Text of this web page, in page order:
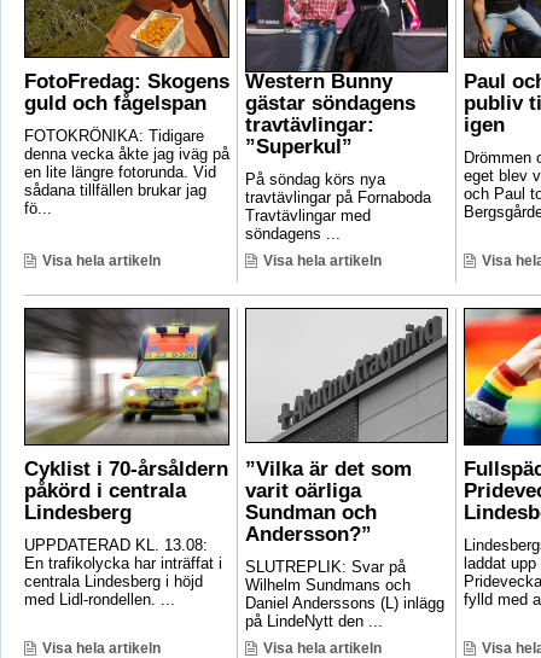
FotoFredag: Skogens
guld och fågelspan
FOTOKRÖNIKA: Tidigare
denna vecka åkte jag iväg på
en lite längre fotorunda. Vid
sådana tillfällen brukar jag
fö...
Visa hela artikeln
Western Bunny
gästar söndagens
travtävlingar:
”Superkul”
På söndag körs nya
travtävlingar på Fornaboda
Travtävlingar med
söndagens ...
Visa hela artikeln
Paul
publiv
igen
Drömmen
eget blev
och Paul
Visa
Cyklist i 70-årsåldern
påkörd i centrala
Lindesberg
UPPDATERAD KL. 13.08:
En trafikolycka har inträffat i
centrala Lindesberg i höjd
med Lidl-rondellen. ...
Visa hela artikeln
”Vilka är det som
varit oärliga
Sundman och
Andersson?”
SLUTREPLIK: Svar på
Wilhelm Sundmans och
Daniel Anderssons (L) inlägg
på LindeNytt den ...
Visa hela artikeln
laddat
fylld med
Visa